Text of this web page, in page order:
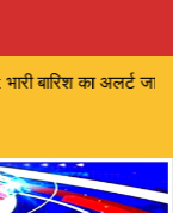
जारी | 82 लाख